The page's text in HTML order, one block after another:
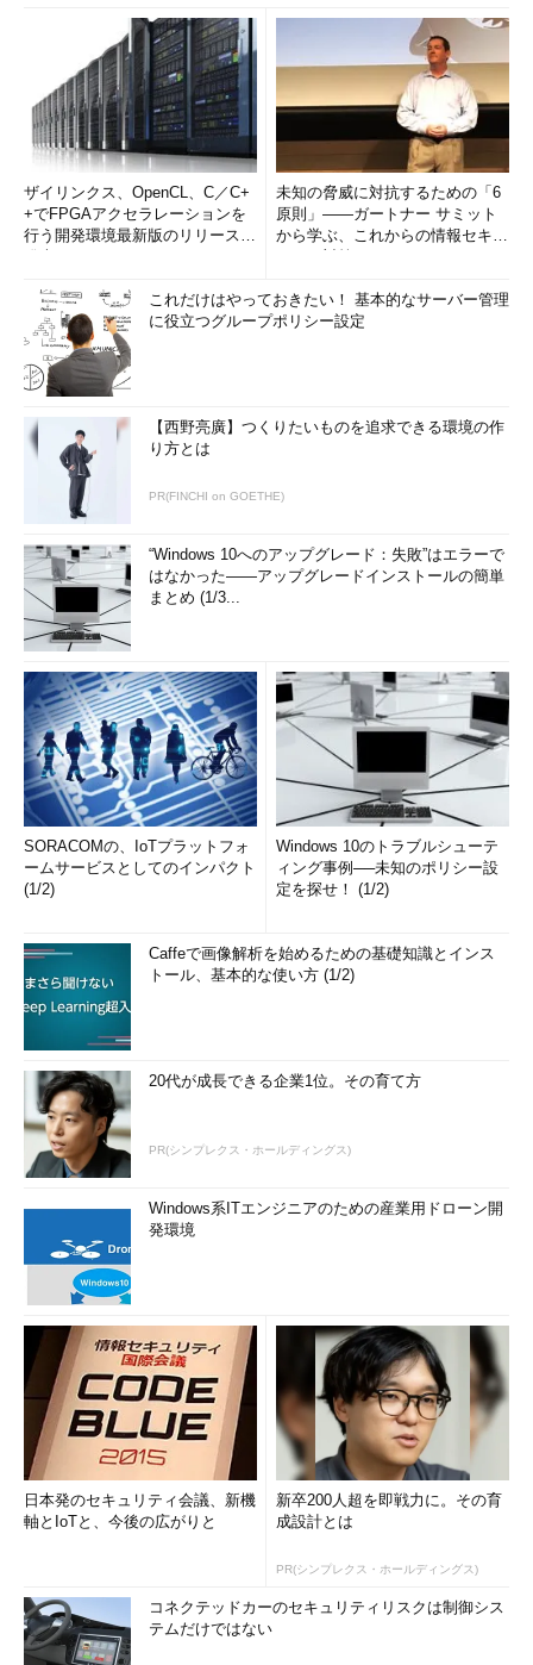
ザイリンクス、OpenCL、C／C+
+でFPGAアクセラレーションを
行う開発環境最新版のリリースを
未知の脅威に対抗するための「6
原則」――ガートナー サミット
から学ぶ、これからの情報セキュ
これだけはやっておきたい！ 基本的なサーバー管理
に役立つグループポリシー設定
【西野亮廣】つくりたいものを追求できる環境の作
り方とは
PR(FINCHI on GOETHE)
“Windows 10へのアップグレード：失敗”はエラーで
はなかった――アップグレードインストールの簡単
まとめ (1/3...
SORACOMの、IoTプラットフォ
ームサービスとしてのインパクト
(1/2)
Windows 10のトラブルシューテ
ィング事例──未知のポリシー設
定を探せ！ (1/2)
Caffeで画像解析を始めるための基礎知識とインス
トール、基本的な使い方 (1/2)
20代が成長できる企業1位。その育て方
PR(シンプレクス・ホールディングス)
Windows系ITエンジニアのための産業用ドローン開
発環境
日本発のセキュリティ会議、新機
軸とIoTと、今後の広がりと
新卒200人超を即戦力に。その育
成設計とは
PR(シンプレクス・ホールディングス)
コネクテッドカーのセキュリティリスクは制御シス
テムだけではない